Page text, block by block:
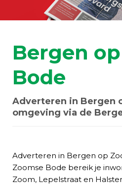
Bergen
Bode
Adverteren in Bergen
omgeving via de
Adverteren in Bergen op
Zoomse Bode bereik je
Zoom, Lepelstraat en